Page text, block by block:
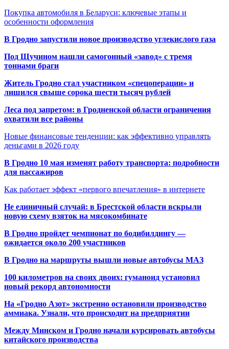
Покупка автомобиля в Беларуси: ключевые этапы и
особенности оформления
В Гродно запустили новое производство углекислого газа
Под Щучином нашли самогонный «завод» с тремя
тоннами браги
Житель Гродно стал участником «спецоперации» и
лишился свыше сорока шести тысяч рублей
Леса под запретом: в Гродненской области ограничения
охватили все районы
Новые финансовые тенденции: как эффективно управлять
деньгами в 2026 году
В Гродно 10 мая изменят работу транспорта: подробности
для пассажиров
Как работает эффект «первого впечатления» в интернете
Не единичный случай: в Брестской области вскрыли
новую схему взяток на мясокомбинате
В Гродно пройдет чемпионат по бодибилдингу —
ожидается около 200 участников
В Гродно на маршруты вышли новые автобусы МАЗ
100 километров на своих двоих: гуманоид установил
новый рекорд автономности
На «Гродно Азот» экстренно остановили производство
аммиака. Узнали, что происходит на предприятии
Между Минском и Гродно начали курсировать автобусы
китайского производства